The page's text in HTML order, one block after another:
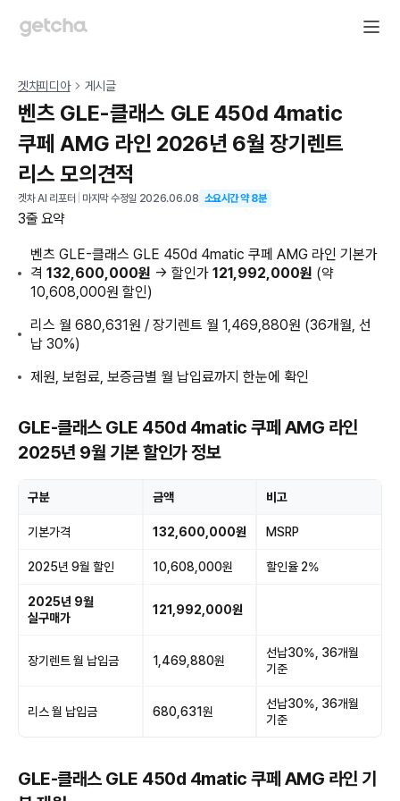
겟차피디아 게시글
벤츠 GLE-클래스 GLE 450d 4matic
쿠페 AMG 라인 2026년 6월 장기렌트
리스 모의견적
겟차 AI 리포터 마지막 수정일 2026.06.08 소요시간 약8분
3줄 요약
벤츠 GLE-클래스 GLE 450d 4matic 쿠페 AMG 라인 기본가
격132,600,000원 → 할인가121,992,000원 (약
10,608,000원 할인)
리스 월 680,631원 / 장기렌트 월 1,469,880원 (36개월, 선
납 30%)
제원, 보험료, 보증금별 월 납입료까지 한눈에 확인
GLE-클래스 GLE 450d 4matic 쿠페 AMG 라인
2025년 9월 기본 할인가 정보
구분 금액 비고
기본가격 132,600,000원 MSRP
2025년 9월 할인 10,608,000원 할인율 2%
2025년 9월
실구매가
121,992,000원
장기렌트 월 납입금 1,469,880원
선납30%, 36개월
기준
리스 월 납입금 680,631원
선납30%, 36개월
기준
GLE-클래스 GLE 450d 4matic 쿠페 AMG 라인 기